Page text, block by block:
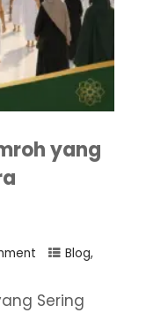
yang
Blog,
Sering